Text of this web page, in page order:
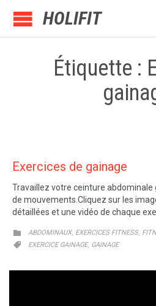
HOLIFIT
Étiquette :
Exercices de gainage
Travaillez votre ceinture abdominale
de mouvements.Cliquez sur les
détaillées et une vidéo de chaque
 CATEGORY
ABDOMINAUX, EXERCICES FITNESS,

CATEGORY
EXERCICE GAINAGE, GAINAGE